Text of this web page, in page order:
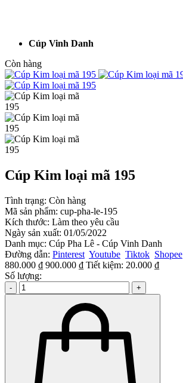
Cúp Vinh Danh
Còn hàng
Cúp Kim loại mã 195
Tình trạng: Còn hàng
Mã sản phẩm: cup-pha-le-195
Kích thước: Làm theo yêu cầu
Ngày sản xuất: 01/05/2022
Danh mục: Cúp Pha Lê - Cúp Vinh Danh
Đường dẫn: Pinterest Youtube Tiktok Shopee
880.000 ₫ 900.000 ₫ Tiết kiệm: 20.000 ₫
Số lượng:
- +